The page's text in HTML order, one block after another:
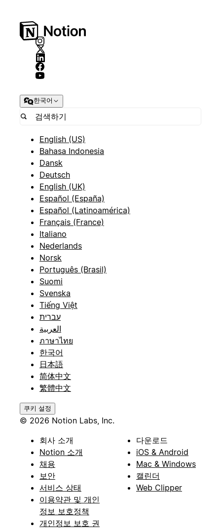
한국어
English (US)
Bahasa Indonesia
Dansk
Deutsch
English (UK)
Español (España)
Español (Latinoamérica)
Français (France)
Italiano
Nederlands
Norsk
Português (Brasil)
Suomi
Svenska
Tiếng Việt
עברית
العربية
ภาษาไทย
한국어
日本語
简体中文
繁體中文
쿠키 설정
© 2026 Notion Labs, Inc.
회사 소개
Notion 소개
채용
보안
서비스 상태
이용약관 및 개인
정보 보호정책
개인정보 보호 권
다운로드
iOS & Android
Mac & Windows
캘린더
Web Clipper